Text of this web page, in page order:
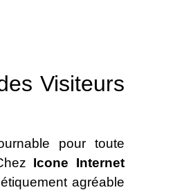
Visiteurs
pour toute
Icone Internet
agréable